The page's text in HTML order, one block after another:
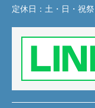
定休日： 土・日・祝